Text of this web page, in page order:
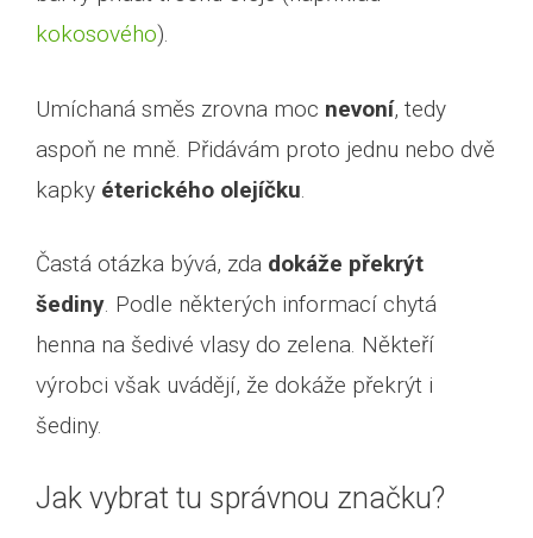
kokosového).
Umíchaná směs zrovna moc nevoní, tedy
aspoň ne mně. Přidávám proto jednu nebo dvě
kapky éterického olejíčku.
Častá otázka bývá, zda dokáže překrýt
šediny. Podle některých informací chytá
henna na šedivé vlasy do zelena. Někteří
výrobci však uvádějí, že dokáže překrýt i
šediny.
Jak vybrat tu správnou značku?